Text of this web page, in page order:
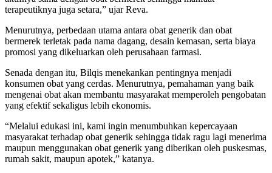
terapeutiknya juga setara,” ujar Reva.
Menurutnya, perbedaan utama antara obat generik dan obat
bermerek terletak pada nama dagang, desain kemasan, serta biaya
promosi yang dikeluarkan oleh perusahaan farmasi.
Senada dengan itu, Bilqis menekankan pentingnya menjadi
konsumen obat yang cerdas. Menurutnya, pemahaman yang baik
mengenai obat akan membantu masyarakat memperoleh pengobatan
yang efektif sekaligus lebih ekonomis.
“Melalui edukasi ini, kami ingin menumbuhkan kepercayaan
masyarakat terhadap obat generik sehingga tidak ragu lagi menerima
maupun menggunakan obat generik yang diberikan oleh puskesmas,
rumah sakit, maupun apotek,” katanya.